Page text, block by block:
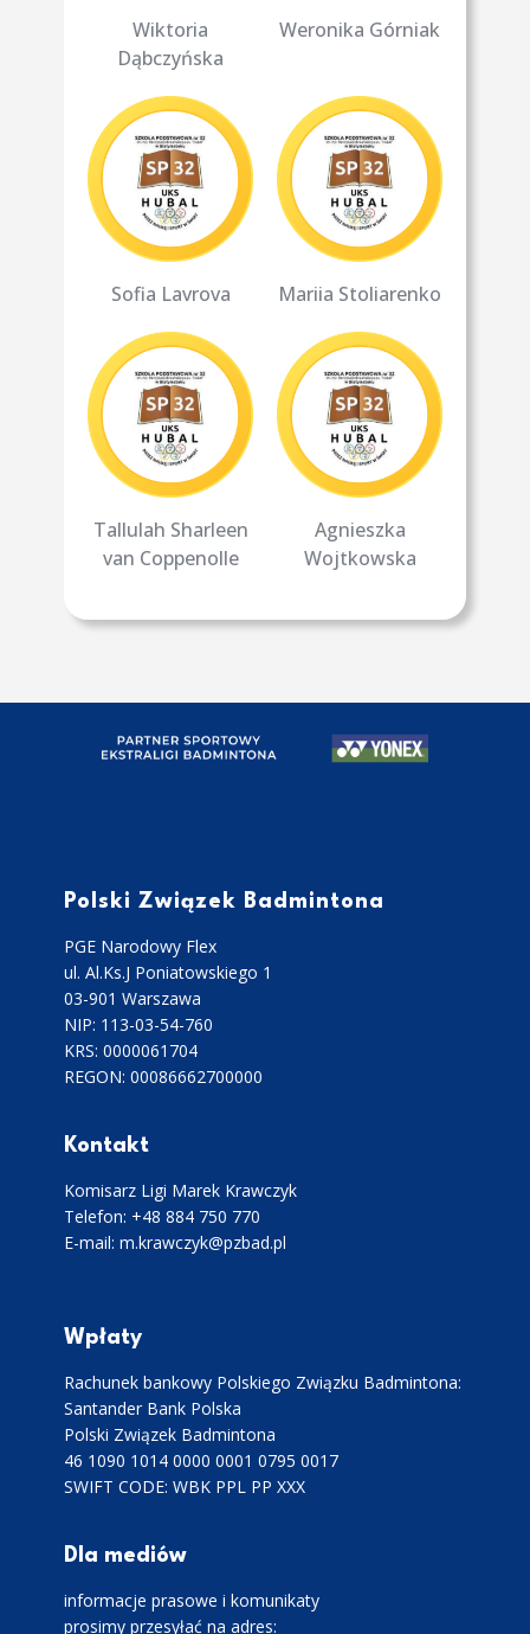
Wiktoria
Dąbczyńska
Weronika Górniak
Sofia Lavrova Mariia Stoliarenko
Tallulah Sharleen
van Coppenolle
Agnieszka
Wojtkowska
Polski Związek Badmintona
PGE Narodowy Flex
ul. Al.Ks.J Poniatowskiego 1
03-901 Warszawa
NIP: 113-03-54-760
KRS: 0000061704
REGON: 00086662700000
Kontakt
Komisarz Ligi Marek Krawczyk
Telefon: +48 884 750 770
E-mail: m.krawczyk@pzbad.pl
Wpłaty
Rachunek bankowy Polskiego Związku Badmintona:
Santander Bank Polska
Polski Związek Badmintona
46 1090 1014 0000 0001 0795 0017
SWIFT CODE: WBK PPL PP XXX
Dla mediów
informacje prasowe i komunikaty
prosimy przesyłać na adres: